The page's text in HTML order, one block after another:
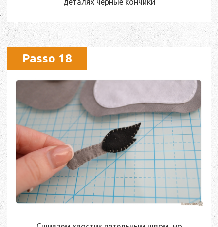
Passo 18